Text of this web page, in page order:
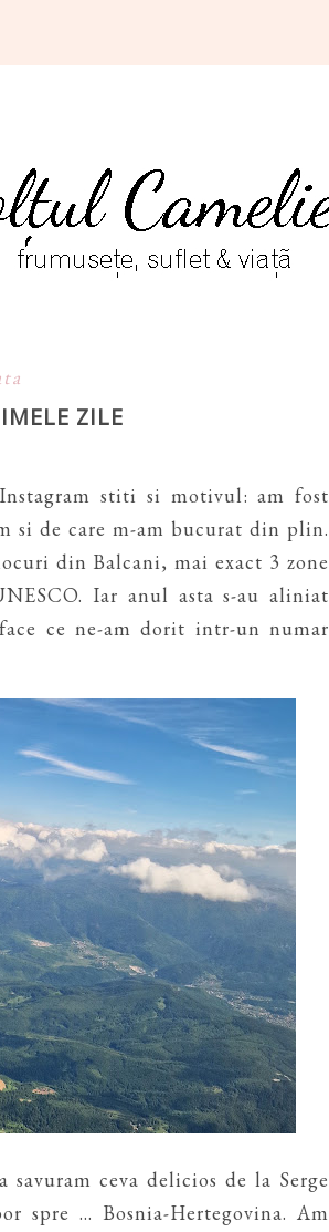
ZILE
stiti si motivul: am fost
si de care m-am bucurat din plin.
din Balcani, mai exact 3 zone
Iar anul asta s-au aliniat
ce ne-am dorit intr-un numar
ceva delicios de la Serge
spre ... Bosnia-Hertegovina. Am